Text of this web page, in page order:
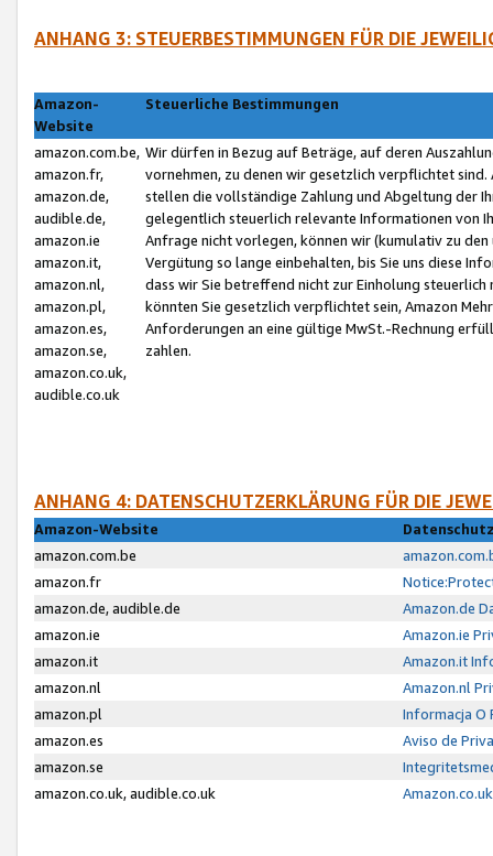
ANHANG 3: STEUERBESTIMMUNGEN FÜR DIE
Amazon-
Website
Steuerliche Bestimmungen
amazon.com.be,
amazon.fr,
amazon.de,
audible.de,
amazon.ie
amazon.it,
amazon.nl,
amazon.pl,
amazon.es,
amazon.se,
amazon.co.uk,
audible.co.uk
Wir dürfen in Bezug auf Beträge, auf deren
vornehmen, zu denen wir gesetzlich verpflichtet
stellen die vollständige Zahlung und Abgeltung der
gelegentlich steuerlich relevante Informationen von
Anfrage nicht vorlegen, können wir (kumulativ zu
Vergütung so lange einbehalten, bis Sie uns diese
dass wir Sie betreffend nicht zur Einholung
könnten Sie gesetzlich verpflichtet sein, Amazon
Anforderungen an eine gültige MwSt.-Rechnung
zahlen.
ANHANG 4: DATENSCHUTZERKLÄRUNG FÜR DIE
Amazon-Website
amazon.com.be
amazon.fr
amazon.de, audible.de
Amazon.de
amazon.ie
Amazon.ie
amazon.it
Amazon.it
amazon.nl
Amazon.nl
amazon.pl
Informacja O
amazon.es
Aviso de
amazon.se
amazon.co.uk, audible.co.uk